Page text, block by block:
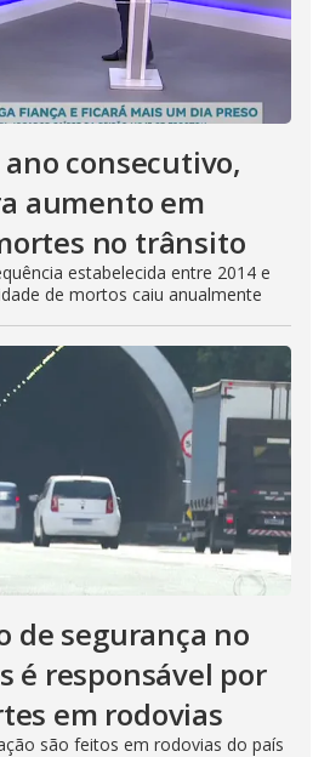
consecutivo,
aumento em
no trânsito
estabelecida entre 2014 e
de mortos caiu anualmente
de segurança no
é responsável por
em rodovias
são feitos em rodovias do país